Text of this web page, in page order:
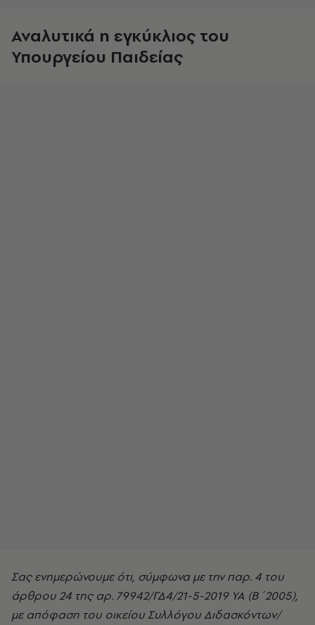
Αναλυτικά η εγκύκλιος του
Υπουργείου Παιδείας
Σας ενημερώνουμε ότι, σύμφωνα με την παρ. 4 του
άρθρου 24 της αρ. 79942/ΓΔ4/21-5-2019 ΥΑ (Β΄2005),
με απόφαση του οικείου Συλλόγου Διδασκόντων/